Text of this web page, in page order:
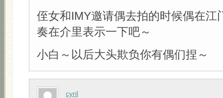
侄女和IMY邀请偶去拍的时候偶在江
奏在介里表示一下吧～
小白～以后大头欺负你有偶们捏～
cyril